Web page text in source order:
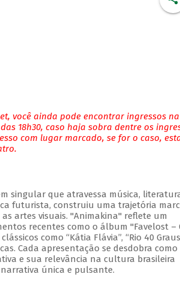
você ainda pode encontrar ingressos na
18h30, caso haja sobra dentre os
com lugar marcado, se for o caso,
singular que atravessa música,
futurista, construiu uma trajetória
artes visuais. "Animakina" reflete um
recentes como o álbum "Favelost –
como “Kátia Flávia”, “Rio 40
Cada apresentação se desdobra como
e sua relevância na cultura brasileira
única e pulsante.